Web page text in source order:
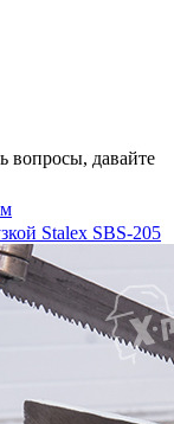
вопросы, давайте